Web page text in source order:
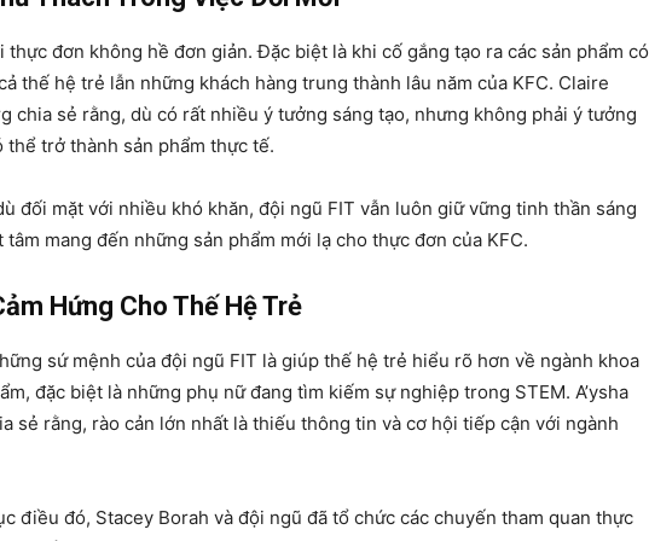
thực đơn không hề đơn giản. Đặc biệt là khi cố gắng tạo ra các sản phẩm có
thế hệ trẻ lẫn những khách hàng trung thành lâu năm của KFC. Claire
chia sẻ rằng, dù có rất nhiều ý tưởng sáng tạo, nhưng không phải ý tưởng
thể trở thành sản phẩm thực tế.
đối mặt với nhiều khó khăn, đội ngũ FIT vẫn luôn giữ vững tinh thần sáng
tâm mang đến những sản phẩm mới lạ cho thực đơn của KFC.
Hứng Cho Thế Hệ Trẻ
sứ mệnh của đội ngũ FIT là giúp thế hệ trẻ hiểu rõ hơn về ngành khoa
đặc biệt là những phụ nữ đang tìm kiếm sự nghiệp trong STEM. A’ysha
sẻ rằng, rào cản lớn nhất là thiếu thông tin và cơ hội tiếp cận với ngành
điều đó, Stacey Borah và đội ngũ đã tổ chức các chuyến tham quan thực